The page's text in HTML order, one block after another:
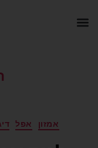
אמזון אפל